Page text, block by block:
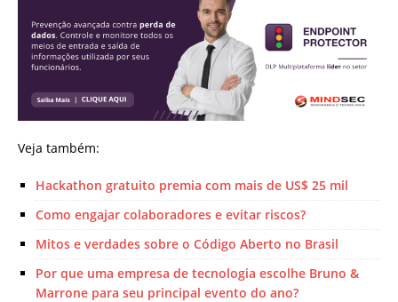
Veja também:
Hackathon gratuito premia com mais de US$ 25 mil
Como engajar colaboradores e evitar riscos?
Mitos e verdades sobre o Código Aberto no Brasil
Por que uma empresa de tecnologia escolhe Bruno &
Marrone para seu principal evento do ano?